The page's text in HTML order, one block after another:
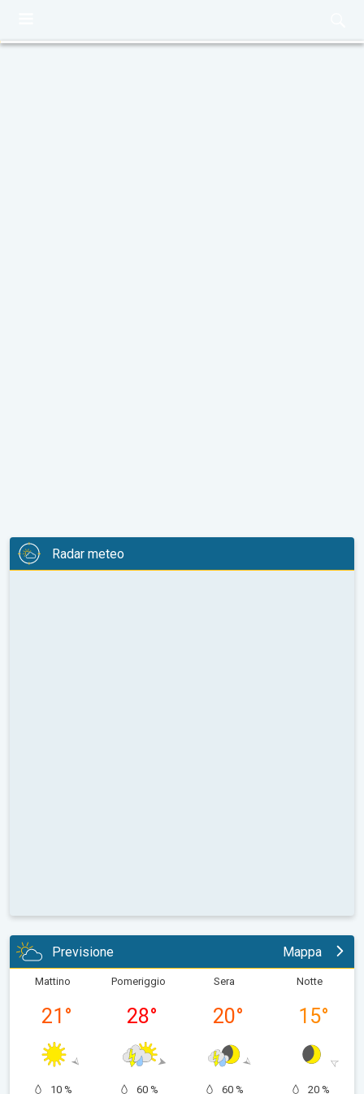
Radar meteo
Previsione Mappa
Mattino
21 °
10 %
Pomeriggio
28°
60 %
Sera
20°
60 %
Notte
15°
20 %